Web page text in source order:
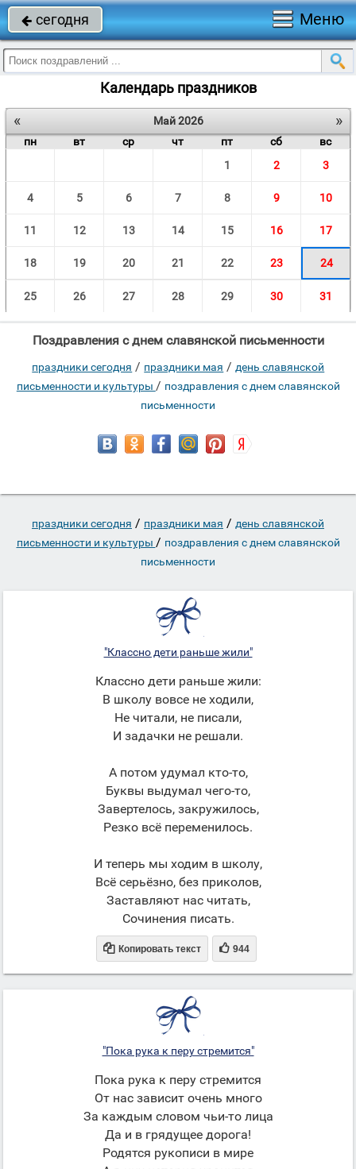
 сегодня Меню
Календарь праздников
« »
Май 2026
пн
вт ср чт пт сб
вс
1
2 3
4 5 6 7 8 9 10
11 12 13 14 15 16 17
18 19 20 21 22 23 24
25 26 27 28 29 30 31
Поздравления с днем славянской письменности
праздники сегодня / праздники мая /день славянской
письменности и культуры / поздравления с днем славянской
письменности
праздники сегодня / праздники мая / день славянской
письменности и культуры / поздравления с днем славянской
письменности
"Классно дети раньше жили"
Классно дети раньше жили:
В школу вовсе не ходили,
Не читали, не писали,
И задачки не решали.
А потом удумал кто-то,
Буквы выдумал чего-то,
Завертелось, закружилось,
Резко всё переменилось.
И теперь мы ходим в школу,
Всё серьёзно, без приколов,
Заставляют нас читать,
Сочинения писать.
 Копировать текст  944
"Пока рука к перу стремится"
Пока рука к перу стремится
От нас зависит очень много
За каждым словом чьи-то лица
Да и в грядущее дорога!
Родятся рукописи в мире